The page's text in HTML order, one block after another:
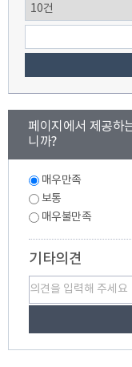
만
페이지에서 제공하
니까?
매우만족
보통
매우불만족
기타의견